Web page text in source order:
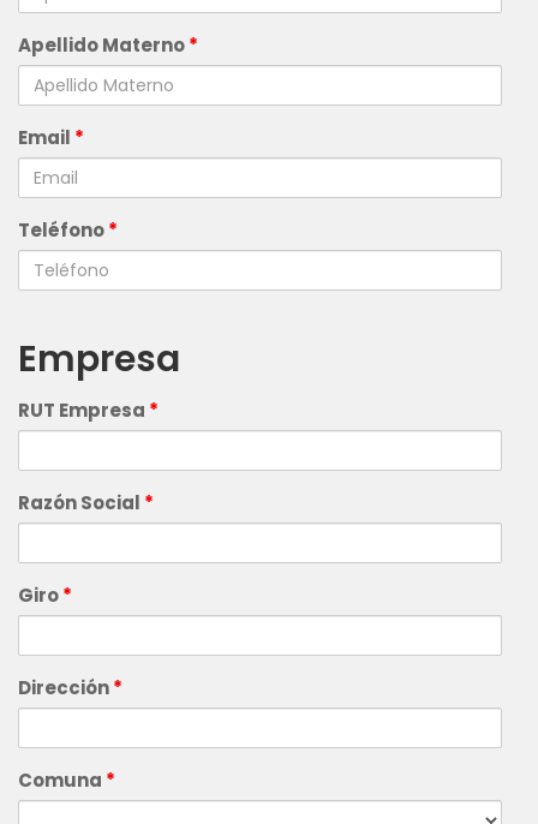
Apellido Materno*
Email *
Teléfono*
Empresa
RUT Empresa *
Razón Social *
Giro*
Dirección*
Comuna *